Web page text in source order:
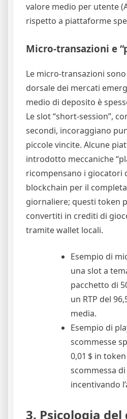
valore medio per utente
rispetto a piattaforme
Micro‑transazioni e
Le micro‑transazioni
dorsale dei mercati
medio di deposito è
Le slot “short‑session”,
secondi, incoraggiano
piccole vincite. Alcune
introdotto meccaniche
ricompensano i giocatori
blockchain per il
giornaliere; questi token
convertiti in crediti di
tramite wallet locali.
Esempio di
una slot a
pacchetto di
un RTP del
media.
Esempio di
scommesse
0,01 $ in
scommessa
incentivando
3. Psicologia